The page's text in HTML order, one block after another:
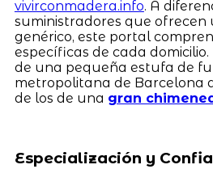
vivirconmadera.info. A
suministradores que ofrecen
genérico, este portal
específicas de cada
de una pequeña estufa de
metropolitana de Barcelona
de los de una gran
Especialización y